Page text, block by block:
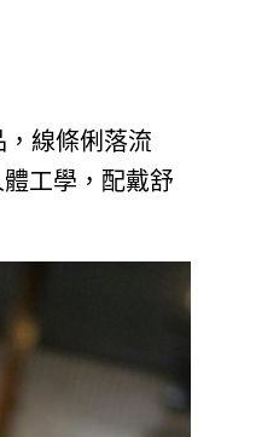
線條俐落流
工學，配戴舒